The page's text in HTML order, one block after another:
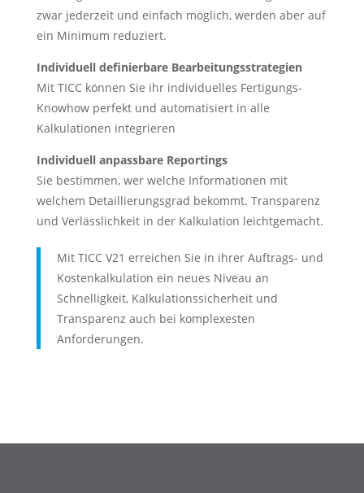
zwar jederzeit und einfach möglich, werden aber auf
ein Minimum reduziert.
Individuell definierbare Bearbeitungsstrategien
Mit TICC können Sie ihr individuelles Fertigungs-
Knowhow perfekt und automatisiert in alle
Kalkulationen integrieren
Individuell anpassbare Reportings
Sie bestimmen, wer welche Informationen mit
welchem Detaillierungsgrad bekommt. Transparenz
und Verlässlichkeit in der Kalkulation leichtgemacht.
Mit TICC V21 erreichen Sie in ihrer Auftrags- und
Kostenkalkulation ein neues Niveau an
Schnelligkeit, Kalkulationssicherheit und
Transparenz auch bei komplexesten
Anforderungen.